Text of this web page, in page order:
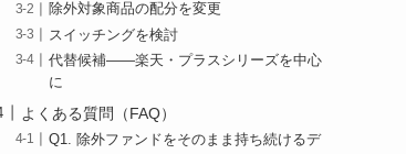
除外対象商品の配分を変更
スイッチングを検討
代替候補――楽天・プラスシリーズを中心
に
よくある質問（FAQ）
Q1. 除外ファンドをそのまま持ち続けるデ